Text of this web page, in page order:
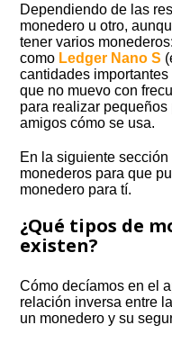
Dependiendo de las
monedero u otro,
tener varios
como Ledger Nano S
cantidades
que no muevo con
para realizar
amigos cómo se usa.
En la siguiente
monederos para que
monedero para tí.
¿Qué tipos de
existen?
Cómo decíamos en el
relación inversa entre
un monedero y su